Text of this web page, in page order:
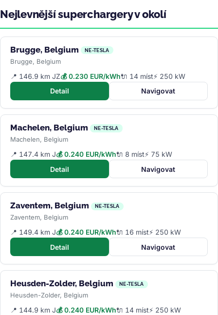
Nejlevnější superchargery v okolí
Brugge, Belgium NE-TESLA
Brugge, Belgium
📍 146.9 km JZ💰 0.230 EUR/kWh🔌 14 míst⚡ 250 kW
Detail
Navigovat
Machelen, Belgium NE-TESLA
Machelen, Belgium
📍 147.4 km J💰 0.240 EUR/kWh🔌 8 míst⚡ 75 kW
Detail
Navigovat
Zaventem, Belgium NE-TESLA
Zaventem, Belgium
📍 149.4 km J💰 0.240 EUR/kWh🔌 16 míst⚡ 250 kW
Detail
Navigovat
Heusden-Zolder, Belgium NE-TESLA
Heusden-Zolder, Belgium
📍 144.9 km J💰 0.240 EUR/kWh🔌 14 míst⚡ 250 kW